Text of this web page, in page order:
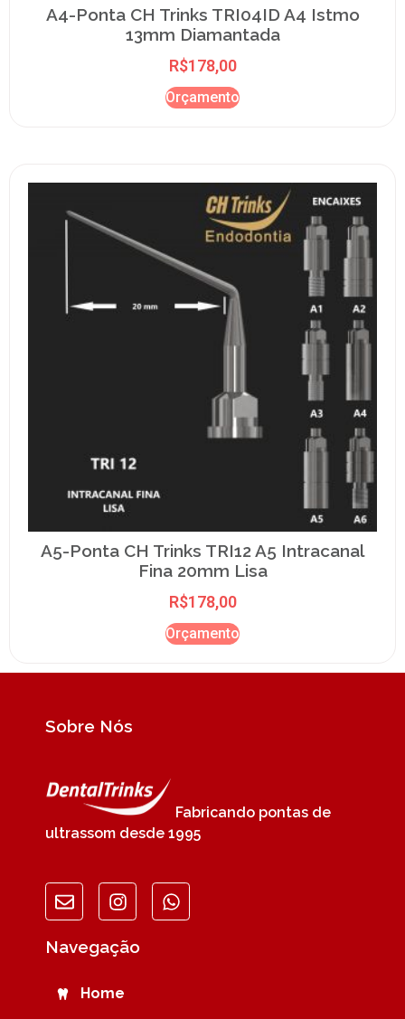
A4-Ponta CH Trinks TRI04ID A4 Istmo
13mm Diamantada
R$178,00
Orçamento
A5-Ponta CH Trinks TRI12 A5 Intracanal
Fina 20mm Lisa
R$178,00
Orçamento
Sobre Nós
Fabricando pontas de
ultrassom desde 1995
Navegação
Home